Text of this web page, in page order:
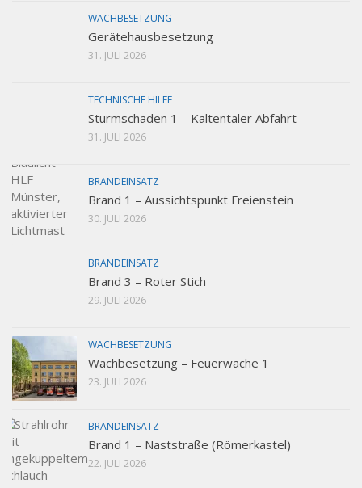
WACHBESETZUNG
Gerätehausbesetzung
31. JULI 2026
TECHNISCHE HILFE
Sturmschaden 1 – Kaltentaler Abfahrt
31. JULI 2026
BRANDEINSATZ
Brand 1 – Aussichtspunkt Freienstein
30. JULI 2026
BRANDEINSATZ
Brand 3 – Roter Stich
29. JULI 2026
WACHBESETZUNG
Wachbesetzung – Feuerwache 1
23. JULI 2026
BRANDEINSATZ
Brand 1 – Naststraße (Römerkastel)
22. JULI 2026